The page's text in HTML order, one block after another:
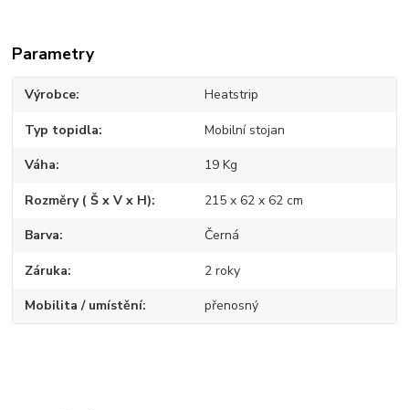
Parametry
Výrobce Heatstrip
Typ topidla Mobilní stojan
Váha 19 Kg
Rozměry ( Š x V x H) 215 x 62 x 62 cm
Barva Černá
Záruka 2 roky
Mobilita / umístění přenosný